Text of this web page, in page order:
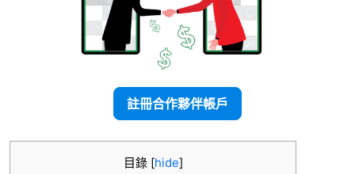
註冊合作夥伴帳戶
目錄 [hide]